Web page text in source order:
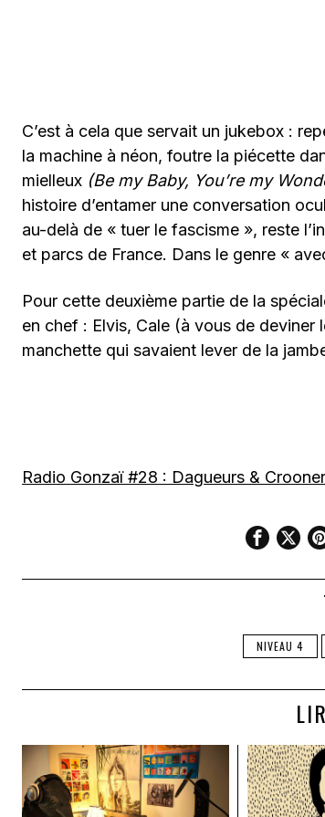
C’est à cela que servait un jukebox :
la machine à néon, foutre la piécette
mielleux (Be my Baby, You’re my
histoire d’entamer une conversation
au-delà de « tuer le fascisme », reste
et parcs de France. Dans le genre «
Pour cette deuxième partie de la
en chef : Elvis, Cale (à vous de
manchette qui savaient lever de la
Radio Gonzaï #28 : Dagueurs &
NIVEAU 4